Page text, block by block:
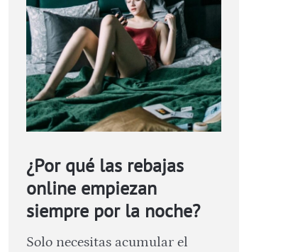
¿Por qué las rebajas
online empiezan
siempre por la noche?
Solo necesitas acumular el